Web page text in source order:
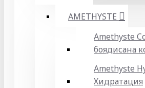
AMETHYSTE
Amethyste
боядисана
Amethyste
Хидратация